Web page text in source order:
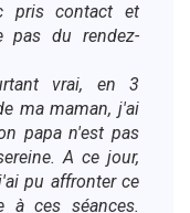
pris contact et
pas du rendez-
vrai, en 3
ma maman, j'ai
papa n'est pas
A ce jour,
pu affronter ce
à ces séances.